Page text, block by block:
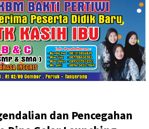
dan Pencegahan